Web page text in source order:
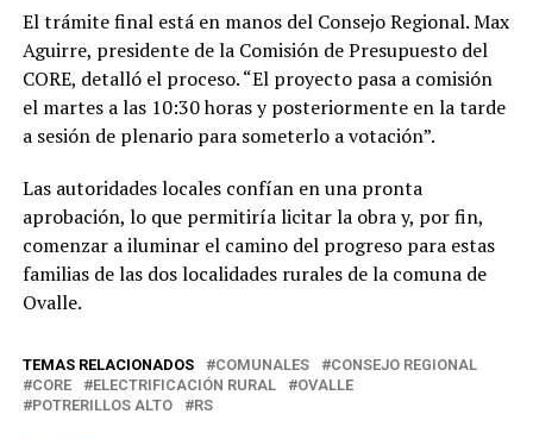
El trámite final está en manos del Consejo Regional. Max
Aguirre, presidente de la Comisión de Presupuesto del
CORE, detalló el proceso. “El proyecto pasa a comisión
el martes a las 10:30 horas y posteriormente en la tarde
a sesión de plenario para someterlo a votación”.
Las autoridades locales confían en una pronta
aprobación, lo que permitiría licitar la obra y, por fin,
comenzar a iluminar el camino del progreso para estas
familias de las dos localidades rurales de la comuna de
Ovalle.
TEMAS RELACIONADOS COMUNALES
CONSEJO REGIONAL
CORE
ELECTRIFICACIÓN RURAL
OVALLE
POTRERILLOS ALTO
RS